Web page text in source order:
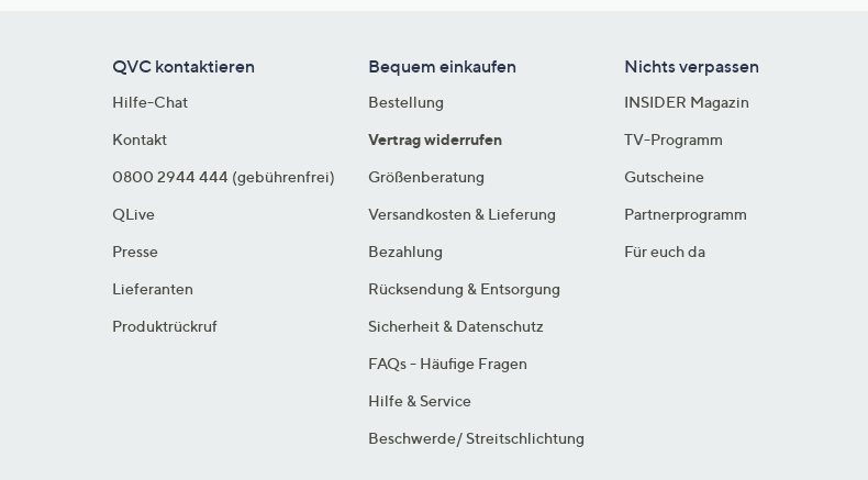
QVC kontaktieren
Hilfe-Chat
Kontakt
0800 2944 444 (gebührenfrei)
QLive
Presse
Lieferanten
Produktrückruf
Bequem einkaufen
Bestellung
Vertrag widerrufen
Größenberatung
Versandkosten & Lieferung
Bezahlung
Rücksendung & Entsorgung
Sicherheit & Datenschutz
FAQs - Häufige Fragen
Hilfe & Service
Beschwerde/ Streitschlichtung
Nichts verpassen
INSIDER Magazin
TV-Programm
Gutscheine
Partnerprogramm
Für euch da